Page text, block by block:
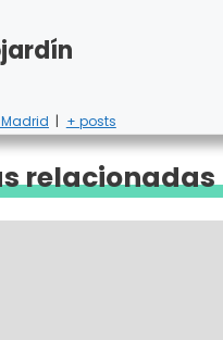
| + posts
relacionadas